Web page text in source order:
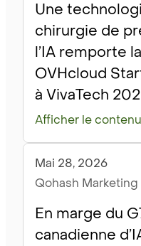
Une
chirurgie de
l’IA remporte
OVHcloud
à VivaTech
Afficher le contenu
Nouvelles
Mai 28, 2026
Qohash Marketing
En marge du
canadienne